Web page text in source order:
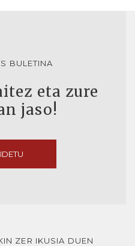
BULETINA
eta zure
jaso!
ZER IKUSIA DUEN